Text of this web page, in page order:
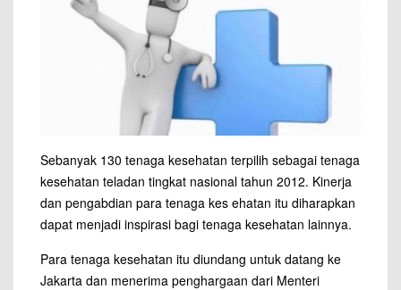
Sebanyak 130 tenaga kesehatan terpilih sebagai tenaga
kesehatan teladan tingkat nasional tahun 2012. Kinerja
dan pengabdian para tenaga kes ehatan itu diharapkan
dapat menjadi inspirasi bagi tenaga kesehatan lainnya.
Para tenaga kesehatan itu diundang untuk datang ke
Jakarta dan menerima penghargaan dari Menteri